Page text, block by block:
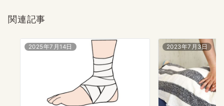
ン
関連記事
2025年7月14日 2023年7月3日